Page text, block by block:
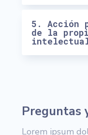
5. Acción
de la
Preguntas
Lorem ipsum